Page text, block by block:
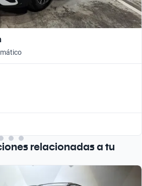
relacionadas a tu